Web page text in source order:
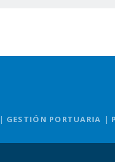
GESTIÓN PORTUARIA